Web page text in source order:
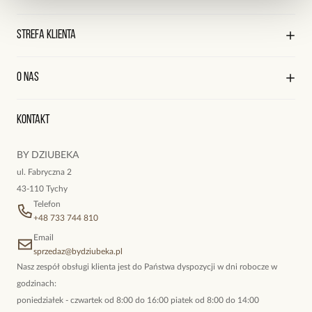
Współpraca
Regulamin sklepu
Reklamacje i zwroty
Strefa klienta
Edycja profilu
O nas
Oryginalne naszyjniki, topowe bransoletki, okazałe kolczyki,
Kontakt
BY DZIUBEKA
ul. Fabryczna 2
43-110 Tychy
Telefon
+48 733 744 810
Email
sprzedaz@bydziubeka.pl
Nasz zespół obsługi klienta jest do Państwa dyspozycji w dni robocze w
godzinach:
poniedziałek - czwartek od 8:00 do 16:00 piatek od 8:00 do 14:00